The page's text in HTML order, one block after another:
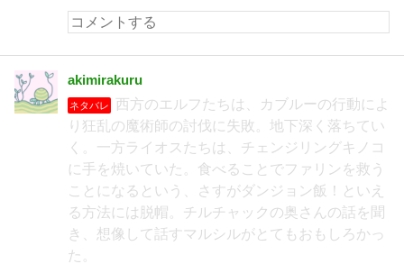
akimirakuru
ネタバレ
西方のエルフたちは、カブルーの行動によ
り狂乱の魔術師の討伐に失敗。地下深く落ちてい
く。一方ライオスたちは、チェンジリングキノコ
に手を焼いていた。食べることでファリンを救う
ことになるという、さすがダンジョン飯！といえ
る方法には脱帽。チルチャックの奥さんの話を聞
き、想像して話すマルシルがとてもおもしろかっ
た。